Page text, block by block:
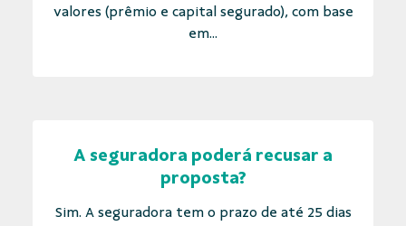
valores (prêmio e capital segurado), com base
em...
A seguradora poderá recusar a
proposta?
Sim. A seguradora tem o prazo de até 25 dias